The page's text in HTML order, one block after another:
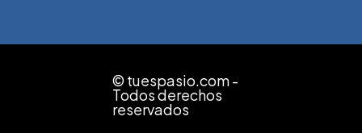
© tuespasio.com -
Todos derechos
reservados